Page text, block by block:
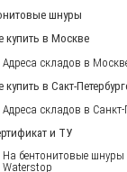
шнуры
купить в Москве
Адреса складов в
купить в Сакт-
Адреса складов в Санкт-
и ТУ
На бентонитовые
Waterstop